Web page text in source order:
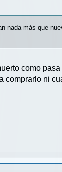
nada más que
como
comprarlo ni